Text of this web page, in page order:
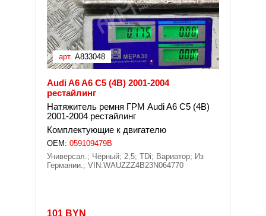
арт. A833048
Audi A6 A6 C5 (4B) 2001-2004
рестайлинг
Натяжитель ремня ГРМ Audi A6 C5 (4B)
2001-2004 рестайлинг
Комплектующие к двигателю
OEM: 059109479B
Универсал.; Чёрный; 2,5; TDi; Вариатор; Из
Германии.; VIN:WAUZZZ4B23N064770
101 BYN